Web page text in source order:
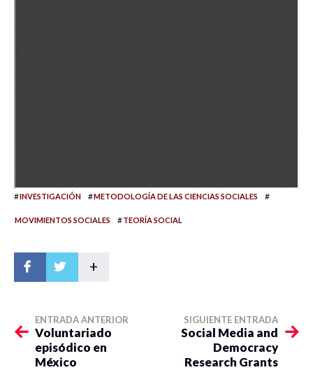
#INVESTIGACIÓN #METODOLOGÍA DE LAS CIENCIAS SOCIALES #
MOVIMIENTOS SOCIALES #TEORÍA SOCIAL
+
ENTRADA ANTERIOR
Voluntariado
episódico en
México
SIGUIENTE ENTRADA
Social Media and
Democracy
Research Grants